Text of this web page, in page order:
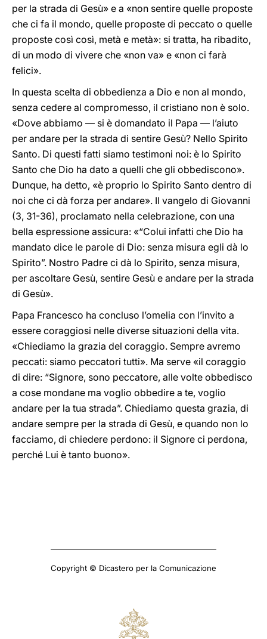
per la strada di Gesù» e a «non sentire quelle proposte
che ci fa il mondo, quelle proposte di peccato o quelle
proposte così così, metà e metà»: si tratta, ha ribadito,
di un modo di vivere che «non va» e «non ci farà
felici».
In questa scelta di obbedienza a Dio e non al mondo,
senza cedere al compromesso, il cristiano non è solo.
«Dove abbiamo — si è domandato il Papa — l’aiuto
per andare per la strada di sentire Gesù? Nello Spirito
Santo. Di questi fatti siamo testimoni noi: è lo Spirito
Santo che Dio ha dato a quelli che gli obbediscono».
Dunque, ha detto, «è proprio lo Spirito Santo dentro di
noi che ci dà forza per andare». Il vangelo di Giovanni
(3, 31-36), proclamato nella celebrazione, con una
bella espressione assicura: «“Colui infatti che Dio ha
mandato dice le parole di Dio: senza misura egli dà lo
Spirito”. Nostro Padre ci dà lo Spirito, senza misura,
per ascoltare Gesù, sentire Gesù e andare per la strada
di Gesù».
Papa Francesco ha concluso l’omelia con l’invito a
essere coraggiosi nelle diverse situazioni della vita.
«Chiediamo la grazia del coraggio. Sempre avremo
peccati: siamo peccatori tutti». Ma serve «il coraggio
di dire: “Signore, sono peccatore, alle volte obbedisco
a cose mondane ma voglio obbedire a te, voglio
andare per la tua strada”. Chiediamo questa grazia, di
andare sempre per la strada di Gesù, e quando non lo
facciamo, di chiedere perdono: il Signore ci perdona,
perché Lui è tanto buono».
Copyright © Dicastero per la Comunicazione